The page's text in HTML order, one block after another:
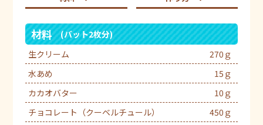
材料
(バット2枚分)
生クリーム
270ｇ
水あめ
15ｇ
カカオバター
10ｇ
チョコレート（クーベルチュール）
450ｇ